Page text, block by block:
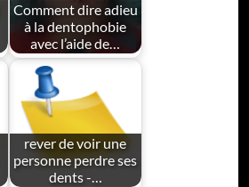
Comment dire adieu
à la dentophobie
avec l’aide de…
rever de voir une
personne perdre ses
dents -…